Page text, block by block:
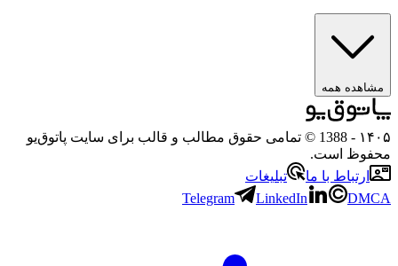
مشاهده همه
۱۴۰۵
- 1388 © تمامی حقوق مطالب و قالب برای سایت پاتوق‌یو
محفوظ است.
ارتباط با ما
تبلیغات
Telegram
LinkedIn DMCA